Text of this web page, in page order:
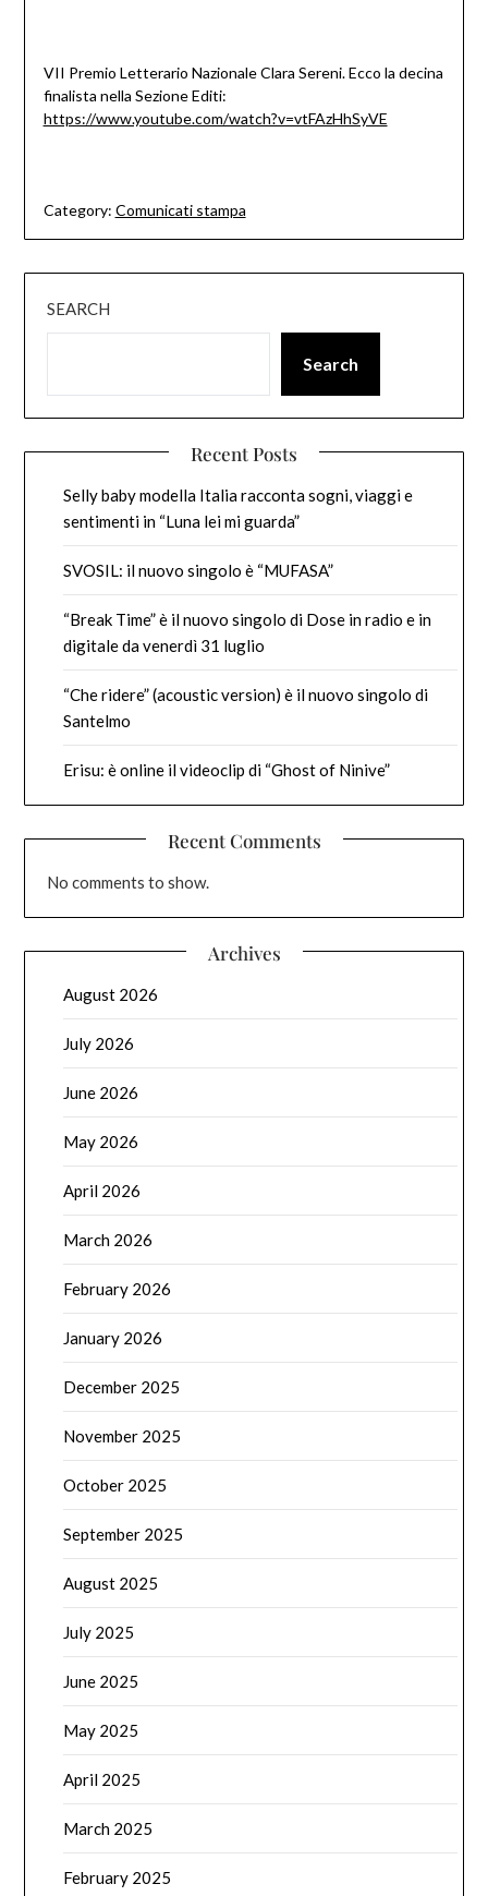
VII Premio Letterario Nazionale Clara Sereni. Ecco la decina
finalista nella Sezione Editi:
https://www.youtube.com/watch?v=vtFAzHhSyVE
Category: Comunicati stampa
SEARCH
Search
Recent Posts
Selly baby modella Italia racconta sogni, viaggi e
sentimenti in “Luna lei mi guarda”
SVOSIL: il nuovo singolo è “MUFASA”
“Break Time” è il nuovo singolo di Dose in radio e in
digitale da venerdì 31 luglio
“Che ridere” (acoustic version) è il nuovo singolo di
Santelmo
Erisu: è online il videoclip di “Ghost of Ninive”
Recent Comments
No comments to show.
Archives
August 2026
July 2026
June 2026
May 2026
April 2026
March 2026
February 2026
January 2026
December 2025
November 2025
October 2025
September 2025
August 2025
July 2025
June 2025
May 2025
April 2025
March 2025
February 2025